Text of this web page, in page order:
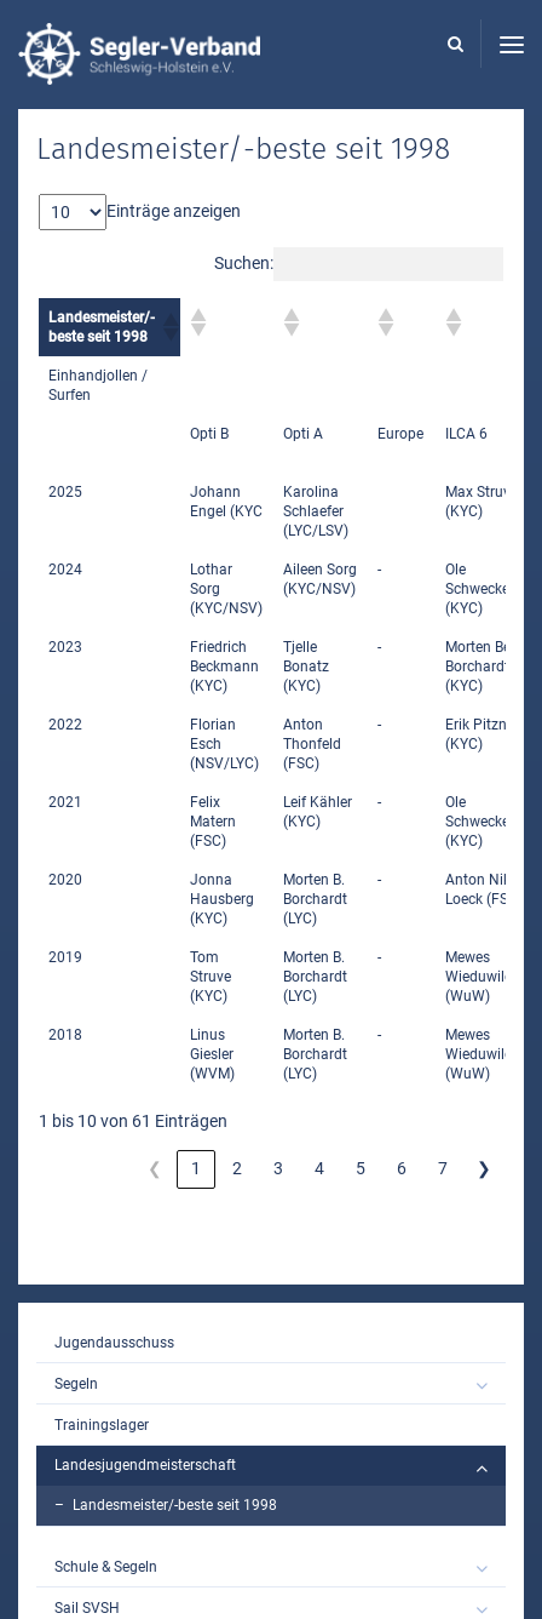
Landesmeister/-beste seit 1998
Einträge anzeigen
Suchen:
Landesmeister/-
beste seit 1998
Einhandjollen /
Surfen
Opti B Opti A Europe ILCA 6
2025
Johann
Engel (KYC
Karolina
Schlaefer
(LYC/LSV)
Max Struve
(KYC)
2024
Lothar
Sorg
(KYC/NSV)
Aileen Sorg
(KYC/NSV)
-
Ole
(KYC)
2023
Friedrich
Beckmann
(KYC)
Tjelle
Bonatz
(KYC)
-
Morten Ben
Borchardt
(KYC)
2022
Florian
Esch
(NSV/LYC)
Anton
Thonfeld
(FSC)
-
Erik Pitzner
(KYC)
2021
Felix
Matern
(FSC)
Leif Kähler
(KYC)
-
Ole
(KYC)
2020
Jonna
Hausberg
(KYC)
Morten B.
Borchardt
(LYC)
-
Anton Nikolai
Loeck (FSC)
2019
Tom
Struve
(KYC)
Morten B.
Borchardt
(LYC)
-
Mewes
Wieduwild
(WuW)
2018
Linus
Giesler
(WVM)
Morten B.
Borchardt
(LYC)
-
Mewes
Wieduwild
(WuW)
1 bis 10 von 61 Einträgen
❮ 1 2 3 4 5 6 7 ❯
MAIN
Jugendausschuss
Segeln
Trainingslager
Landesjugendmeisterschaft
Landesmeister/-beste seit 1998
Schule & Segeln
Sail SVSH